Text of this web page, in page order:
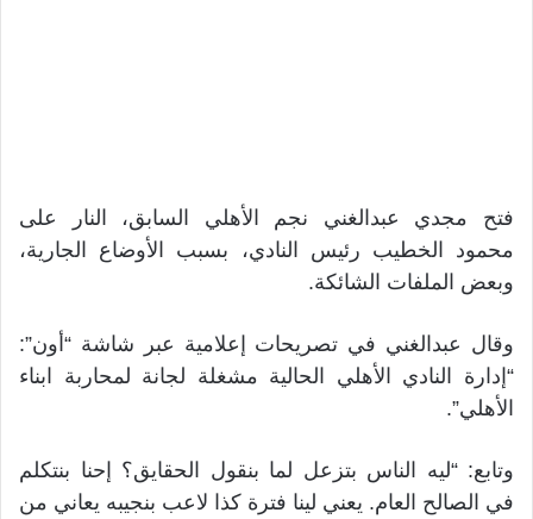
فتح مجدي عبدالغني نجم الأهلي السابق، النار على
محمود الخطيب رئيس النادي، بسبب الأوضاع الجارية،
وبعض الملفات الشائكة.
وقال عبدالغني في تصريحات إعلامية عبر شاشة “أون”:
“إدارة النادي الأهلي الحالية مشغلة لجانة لمحاربة ابناء
الأهلي”.
وتابع: “ليه الناس بتزعل لما بنقول الحقايق؟ إحنا بنتكلم
في الصالح العام. يعني لينا فترة كذا لاعب بنجيبه يعاني من